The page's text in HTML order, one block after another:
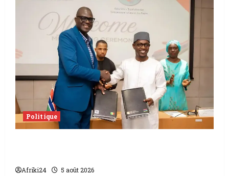
Politique
Afriki24 5 août 2026